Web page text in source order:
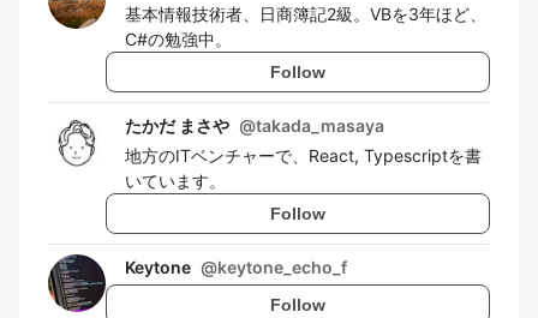
基本情報技術者、日商簿記2級。VBを3年ほど、
C#の勉強中。
Follow
たかだ まさや @takada_masaya
地方のITベンチャーで、React, Typescriptを書
いています。
Follow
Keytone @keytone_echo_f
Follow